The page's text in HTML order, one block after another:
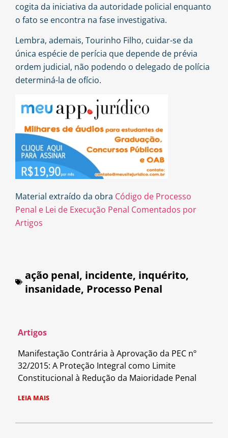
cogita da iniciativa da autoridade policial enquanto
o fato se encontra na fase investigativa.
Lembra, ademais, Tourinho Filho, cuidar-se da
única espécie de perícia que depende de prévia
ordem judicial, não podendo o delegado de polícia
determiná-la de ofício.
Material extraído da obra Código de Processo
Penal e Lei de Execução Penal Comentados por
Artigos
ação penal, incidente, inquérito,
insanidade, Processo Penal
Artigos
Manifestação Contrária à Aprovação da PEC nº
32/2015: A Proteção Integral como Limite
Constitucional à Redução da Maioridade Penal
LEIA MAIS